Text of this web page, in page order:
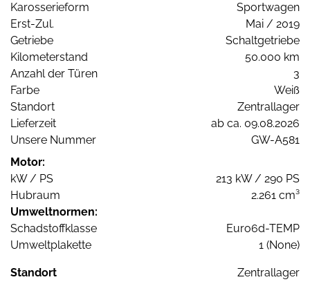
Karosserieform
Sportwagen
Erst-Zul.
Mai / 2019
Getriebe
Schaltgetriebe
Kilometerstand
50.000 km
Anzahl der Türen
3
Farbe
Weiß
Standort
Zentrallager
Lieferzeit
ab ca. 09.08.2026
Unsere Nummer
GW-A581
Motor:
kW / PS
213 kW / 290 PS
Hubraum
2.261 cm³
Umweltnormen:
Schadstoffklasse
Euro6d-TEMP
Umweltplakette
1 (None)
Standort Zentrallager